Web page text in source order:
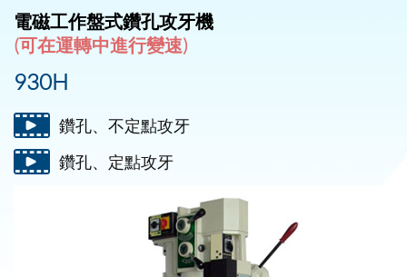
電磁工作盤式鑽孔攻牙機
(可在運轉中進行變速)
930H
鑽孔、不定點攻牙
鑽孔、定點攻牙